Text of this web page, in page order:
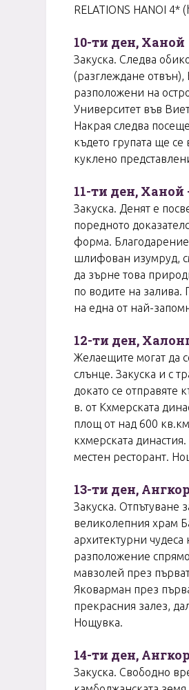
RELATIONS HANOI
10-ти ден, Ханой
Закуска. Следва
(разглеждане
разположени на
Университет във
Накрая следва
където групата ще
куклено
11-ти ден, Ханой
Закуска. Денят е
поредното
форма. Благодарение
шлифован изумруд,
да зърне това
по водите на залива.
на една от най-
12-ти ден,
Желаещите могат да
слънце. Закуска и с
докато се отправяте
в. от Кхмерската
площ от над 600
кхмерската
местен ресторант.
13-ти ден, Ангкор
Закуска. Отпътуване
великолепния храм
архитектурни
разположение
мавзолей през
Яковарман през
прекрасния залез,
Нощувка.
14-ти ден,
Закуска. Свободно